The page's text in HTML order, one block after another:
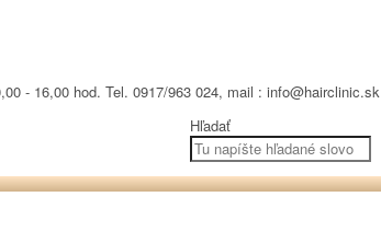
- 16,00 hod. Tel. 0917/963 024, mail : info@hairclinic.sk
Hľadať